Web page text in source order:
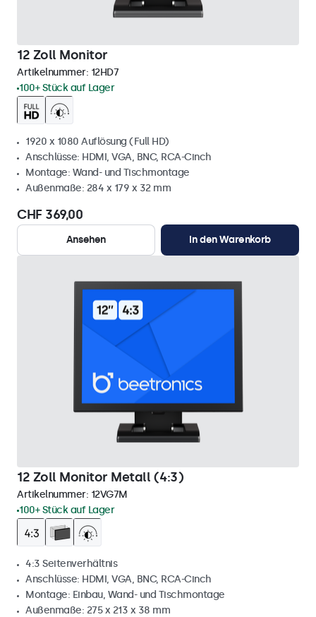
12 Zoll Monitor
Artikelnummer: 12HD7
100+ Stück auf Lager
1920 x 1080 Auflösung (Full HD)
Anschlüsse: HDMI, VGA, BNC, RCA-Cinch
Montage: Wand- und Tischmontage
Außenmaße: 284 x 179 x 32 mm
CHF 369,00
Ansehen In den Warenkorb
12 Zoll Monitor Metall (4:3)
Artikelnummer: 12VG7M
100+ Stück auf Lager
4:3 Seitenverhältnis
Anschlüsse: HDMI, VGA, BNC, RCA-Cinch
Montage: Einbau, Wand- und Tischmontage
Außenmaße: 275 x 213 x 38 mm